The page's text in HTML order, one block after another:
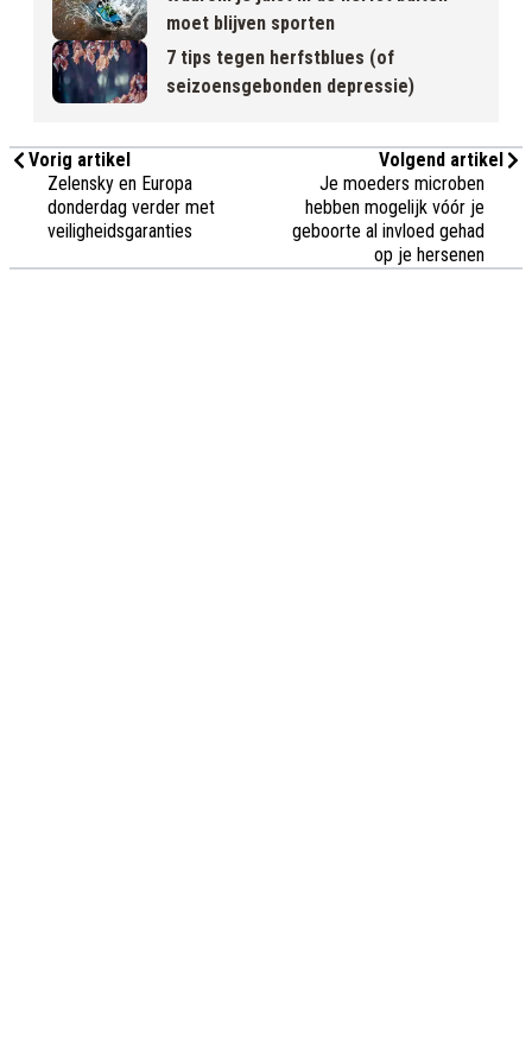
moet blijven sporten
7 tips tegen herfstblues (of
seizoensgebonden depressie)
Vorig artikel
Zelensky en Europa
donderdag verder met
veiligheidsgaranties
Volgend artikel
Je moeders microben
hebben mogelijk vóór je
geboorte al invloed gehad
op je hersenen